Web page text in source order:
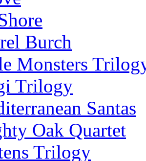
Burch
Monsters
Trilogy
Santas
Oak Quartet
Trilogy